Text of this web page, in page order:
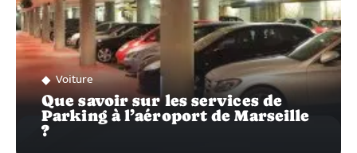
Voiture
Que savoir sur les services de
Parking à l’aéroport de Marseille
?